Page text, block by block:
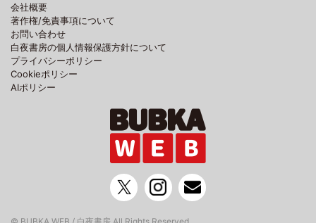
会社概要
著作権/免責事項について
お問い合わせ
白夜書房の個人情報保護方針について
プライバシーポリシー
Cookieポリシー
AIポリシー